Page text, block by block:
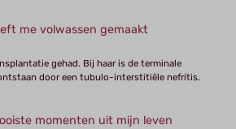
me volwassen gemaakt
gehad. Bij haar is de terminale
door een tubulo-interstitiële nefritis.
momenten uit mijn leven